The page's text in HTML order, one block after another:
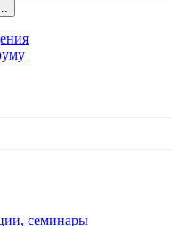
семинары